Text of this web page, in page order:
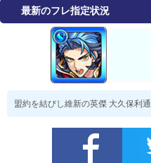
最新のフレ指定状況
盟約を結びし維新の英傑 大久保利通